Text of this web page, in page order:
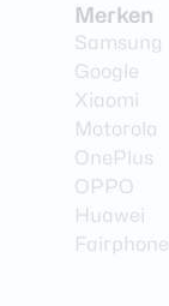
Merken
Samsung
Google
Xiaomi
Motorola
OnePlus
OPPO
Huawei
Fairphone